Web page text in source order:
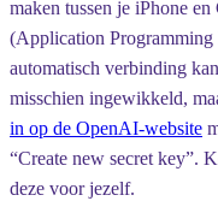
maken tussen je iPhone
(Application Programming
automatisch verbinding
misschien ingewikkeld,
in op de OpenAI-website
“Create new secret key”.
deze voor jezelf.